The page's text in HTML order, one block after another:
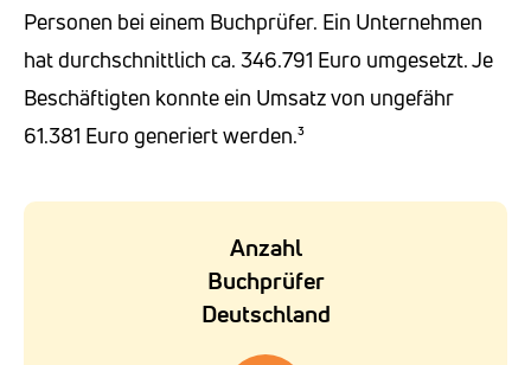
Personen bei einem Buchprüfer. Ein Unternehmen
hat durchschnittlich ca. 346.791 Euro umgesetzt. Je
Beschäftigten konnte ein Umsatz von ungefähr
61.381 Euro generiert werden.³
Anzahl
Buchprüfer
Deutschland